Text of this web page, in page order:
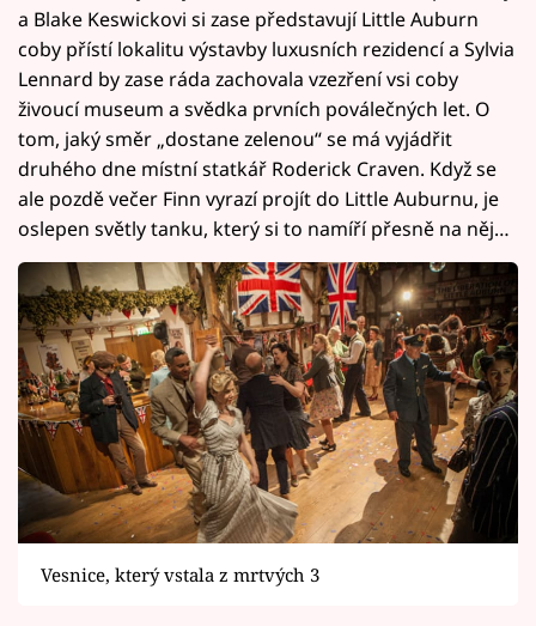
a Blake Keswickovi si zase představují Little Auburn
coby přístí lokalitu výstavby luxusních rezidencí a Sylvia
Lennard by zase ráda zachovala vzezření vsi coby
živoucí museum a svědka prvních poválečných let. O
tom, jaký směr „dostane zelenou“ se má vyjádřit
druhého dne místní statkář Roderick Craven. Když se
ale pozdě večer Finn vyrazí projít do Little Auburnu, je
oslepen světly tanku, který si to namíří přesně na něj…
Vesnice, který vstala z mrtvých 3